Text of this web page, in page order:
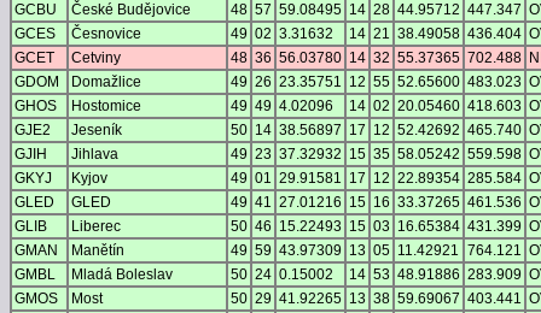
GCBU
České Budějovice 48 57 59.08495 14 28 44.95712 447.347
GCES
Česnovice 49 02 3.31632 14 21 38.49058 436.404
GCET
Cetviny 48 36 56.03780 14 32 55.37365 702.488
GDOM
Domažlice 49 26 23.35751 12 55 52.65600 483.023
GHOS
Hostomice 49 49 4.02096 14 02 20.05460 418.603
GJE2
Jeseník 50 14 38.56897 17 12 52.42692 465.740
GJIH
Jihlava 49 23 37.32932 15 35 58.05242 559.598
GKYJ
Kyjov 49 01 29.91581 17 12 22.89354 285.584
GLED
GLED 49 41 27.01216 15 16 33.37265 461.536
GLIB
Liberec 50 46 15.22493 15 03 16.65384 431.399
GMAN
Manětín 49 59 43.97309 13 05 11.42921 764.121
GMBL
Mladá Boleslav 50 24 0.15002 14 53 48.91886 283.909
GMOS
Most 50 29 41.92265 13 38 59.69067 403.441